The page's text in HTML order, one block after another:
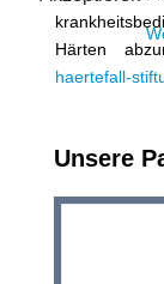
Härten
haertefall-
Unsere